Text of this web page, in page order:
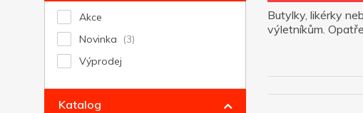
Akce
Novinka
Výprodej
Katalog
Butylky, likérky
výletníkům.